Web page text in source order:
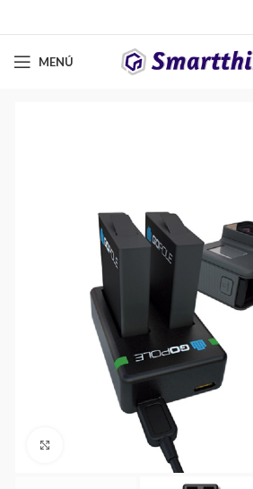
MENÚ
Clic para ampliar